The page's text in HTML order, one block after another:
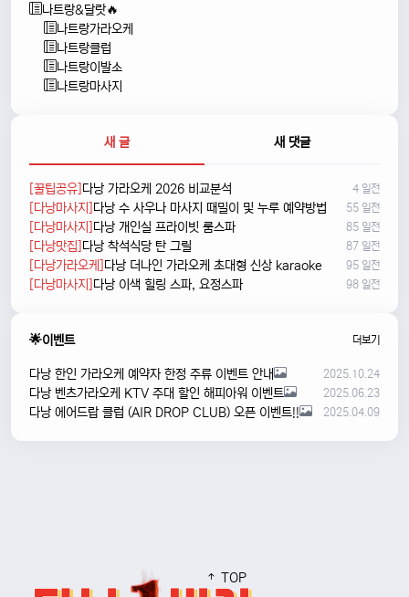
나트랑&달랏🔥
나트랑가라오케
나트랑클럽
나트랑이발소
나트랑마사지
새 글 새 댓글
[꿀팁공유]다낭 가라오케 2026 비교분석 4 일전
[다낭마사지]다낭 수 사우나 마사지 때밀이 및 누루 예약방법 55 일전
[다낭마사지]다낭 개인실 프라이빗 룸스파 85 일전
[다낭맛집]다낭 착석식당 탄 그릴 87 일전
[다낭가라오케]다낭 더나인 가라오케 초대형 신상 karaoke 95 일전
[다낭마사지]다낭 이색 힐링 스파, 요정스파 98 일전
🌟이벤트 더보기
다낭 한인 가라오케 예약자 한정 주류 이벤트 안내 2025.10.24
다낭 벤츠가라오케 KTV 주대 할인 해피아워 이벤트 2025.06.23
다낭 에어드랍 클럽 (AIR DROP CLUB) 오픈 이벤트!! 2025.04.09
TOP